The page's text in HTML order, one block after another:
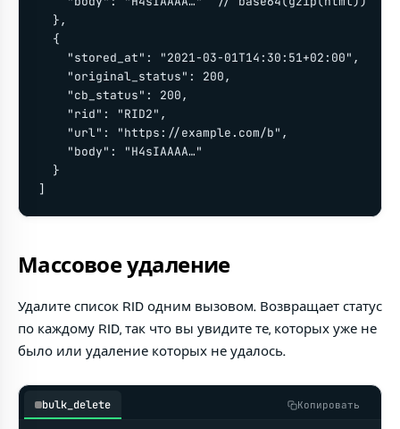
  },
  {
    "stored_at": "2021-03-01T14:30:51+02:00",
    "original_status": 200,
    "cb_status": 200,
    "rid": "RID2",
    "url": "https://example.com/b",
    "body": "H4sIAAAA…"
  }
]
Массовое удаление
Удалите список RID одним вызовом. Возвращает статус
по каждому RID, так что вы увидите те, которых уже не
было или удаление которых не удалось.
bulk_delete Копировать